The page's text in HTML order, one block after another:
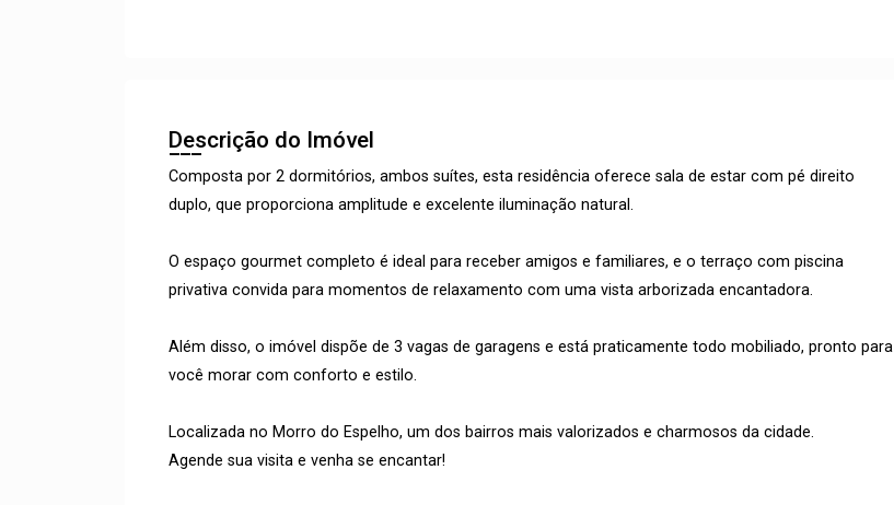
Descrição do Imóvel
Composta por 2 dormitórios, ambos suítes, esta residência oferece sala de estar com pé direito
duplo, que proporciona amplitude e excelente iluminação natural.
O espaço gourmet completo é ideal para receber amigos e familiares, e o terraço com piscina
privativa convida para momentos de relaxamento com uma vista arborizada encantadora.
Além disso, o imóvel dispõe de 3 vagas de garagens e está praticamente todo mobiliado, pronto para
você morar com conforto e estilo.
Localizada no Morro do Espelho, um dos bairros mais valorizados e charmosos da cidade.
Agende sua visita e venha se encantar!